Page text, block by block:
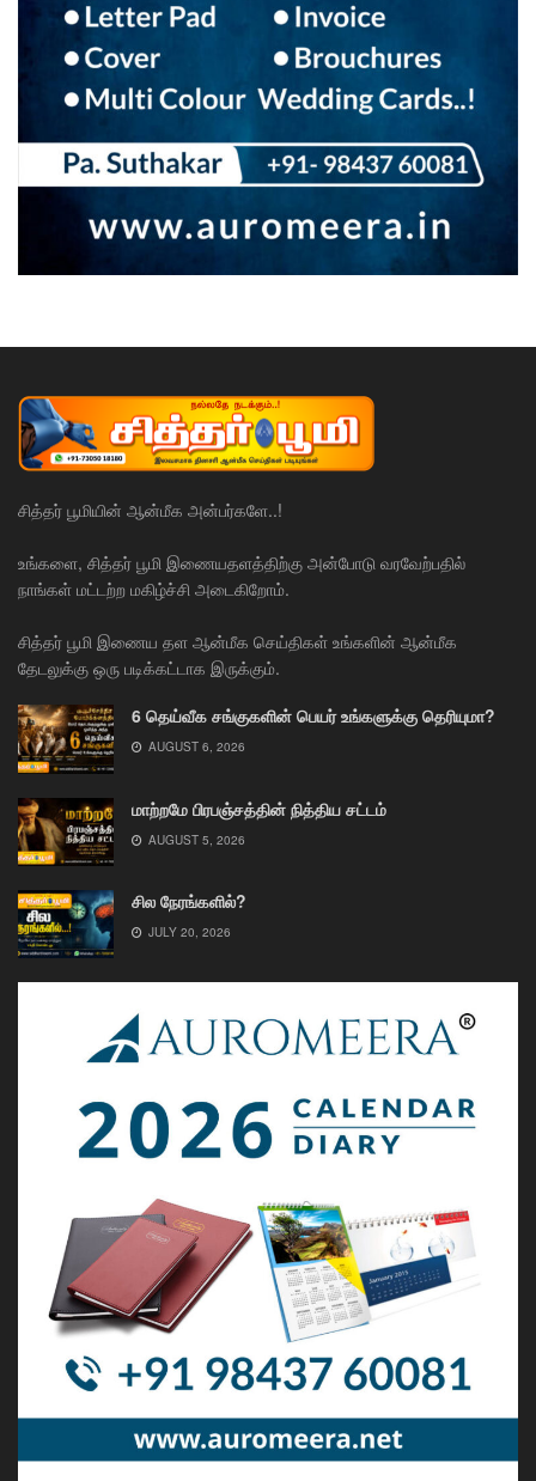
சித்தர் பூமியின் ஆன்மீக அன்பர்களே..!
உங்களை, சித்தர் பூமி இணையதளத்திற்கு அன்போடு வரவேற்பதில்
நாங்கள் மட்டற்ற மகிழ்ச்சி அடைகிறோம்.
சித்தர் பூமி இணைய தள ஆன்மீக செய்திகள் உங்களின் ஆன்மீக
தேடலுக்கு ஒரு படிக்கட்டாக இருக்கும்.
6 தெய்வீக சங்குகளின் பெயர் உங்களுக்கு தெரியுமா?
AUGUST 6, 2026
மாற்றமே பிரபஞ்சத்தின் நித்திய சட்டம்
AUGUST 5, 2026
சில நேரங்களில்?
JULY 20, 2026